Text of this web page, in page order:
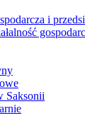
i
Saksonii